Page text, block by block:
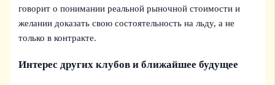
говорит о понимании реальной рыночной стоимости и
желании доказать свою состоятельность на льду, а не
только в контракте.
Интерес других клубов и ближайшее будущее